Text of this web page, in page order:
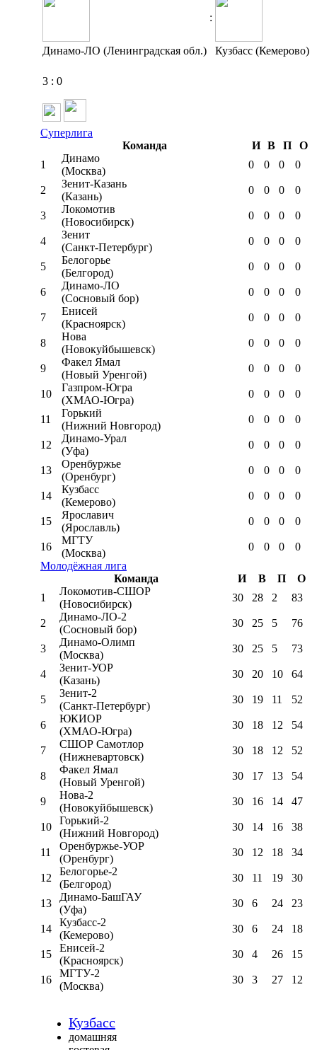
:
Динамо-ЛО (Ленинградская обл.) Кузбасс (Кемерово)
3 : 0
Суперлига
Команда
И В П
О
1
Динамо
(Москва)
0 0 0 0
2
Зенит-Казань
(Казань)
0 0 0 0
3
Локомотив
(Новосибирск)
0 0 0 0
4
Зенит
(Санкт-Петербург)
0 0 0 0
5
Белогорье
(Белгород)
0 0 0 0
6
Динамо-ЛО
(Сосновый бор)
0 0 0 0
7
Енисей
(Красноярск)
0 0 0 0
8
Нова
(Новокуйбышевск)
0 0 0 0
9
Факел Ямал
(Новый Уренгой)
0 0 0 0
10
Газпром-Югра
(ХМАО-Югра)
0 0 0 0
11
Горький
(Нижний Новгород)
0 0 0 0
12
Динамо-Урал
(Уфа)
0 0 0 0
13
Оренбуржье
(Оренбург)
0 0 0 0
14
Кузбасс
(Кемерово)
0 0 0 0
15
Ярославич
(Ярославль)
0 0 0 0
16
МГТУ
(Москва)
0 0 0
0
Молодёжная лига
Команда
И В П
О
1
Локомотив-CШОР
(Новосибирск)
30 28 2 83
2
Динамо-ЛО-2
(Сосновый бор)
30 25 5 76
3
Динамо-Олимп
(Москва)
30 25 5 73
4
Зенит-УОР
(Казань)
30 20 10 64
5
Зенит-2
(Санкт-Петербург)
30 19 11 52
6
ЮКИОР
(ХМАО-Югра)
30 18 12 54
7
СШОР Самотлор
(Нижневартовск)
30 18 12 52
8
Факел Ямал
(Новый Уренгой)
30 17 13 54
9
Нова-2
(Новокуйбышевск)
30 16 14 47
10
Горький-2
(Нижний Новгород)
30 14 16 38
11
Оренбуржье-УОР
(Оренбург)
30 12 18 34
12
Белогорье-2
(Белгород)
30 11 19 30
13
Динамо-БашГАУ
(Уфа)
30 6 24 23
14
Кузбасс-2
(Кемерово)
30 6 24 18
15
Енисей-2
(Красноярск)
30 4 26 15
16
МГТУ-2
(Москва)
30 3 27 12
Кузбасс
домашняя